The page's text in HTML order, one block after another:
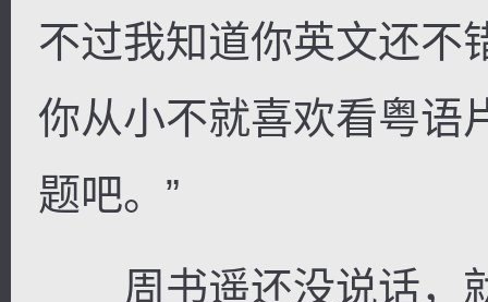
不过我知道你英文还不
你从小不就喜欢看粤语
题吧。”
周书遥还没说话，